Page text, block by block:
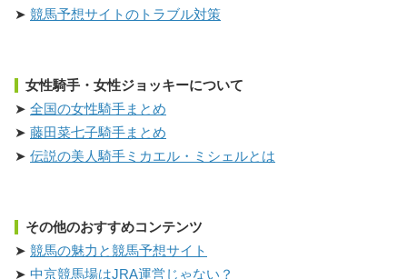
競馬予想サイトのトラブル対策
女性騎手・女性ジョッキーについて
全国の女性騎手まとめ
藤田菜七子騎手まとめ
伝説の美人騎手ミカエル・ミシェルとは
その他のおすすめコンテンツ
競馬の魅力と競馬予想サイト
中京競馬場はJRA運営じゃない？